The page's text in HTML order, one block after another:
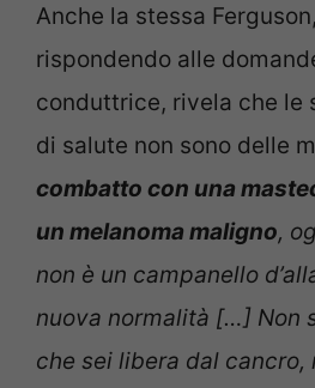
Anche la stessa
rispondendo alle
conduttrice, rivela che le
di salute non sono delle
combatto con una
un melanoma maligno,
non è un campanello
nuova normalità […] Non
che sei libera dal cancro,